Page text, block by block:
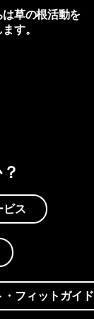
草の根活動を
す。
ビス
フィットガイド